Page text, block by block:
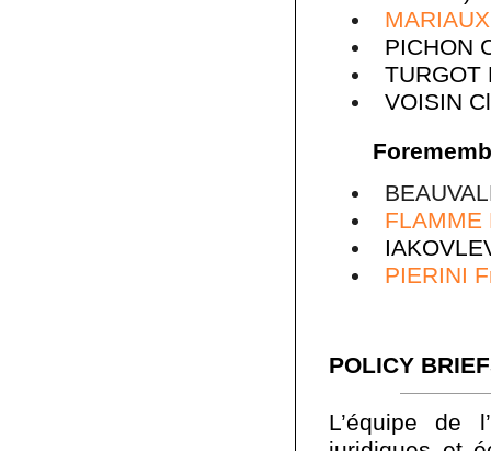
PICHON
TURGOT
VOISIN
FLAMME
PIERINI
POLICY
L’équipe de